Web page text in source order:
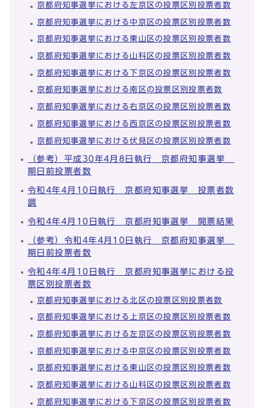
京都府知事選挙における左京区の投票区別投票者数
京都府知事選挙における中京区の投票区別投票者数
京都府知事選挙における東山区の投票区別投票者数
京都府知事選挙における山科区の投票区別投票者数
京都府知事選挙における下京区の投票区別投票者数
京都府知事選挙における南区の投票区別投票者数
京都府知事選挙における右京区の投票区別投票者数
京都府知事選挙における西京区の投票区別投票者数
京都府知事選挙における伏見区の投票区別投票者数
（参考）平成30年4月8日執行 京都府知事選挙
期日前投票者数
令和4年4月10日執行 京都府知事選挙 投票者数
調
令和4年4月10日執行 京都府知事選挙 開票結果
（参考）令和4年4月10日執行 京都府知事選挙
期日前投票者数
令和4年4月10日執行 京都府知事選挙における投
票区別投票者数
京都府知事選挙における北区の投票区別投票者数
京都府知事選挙における上京区の投票区別投票者数
京都府知事選挙における左京区の投票区別投票者数
京都府知事選挙における中京区の投票区別投票者数
京都府知事選挙における東山区の投票区別投票者数
京都府知事選挙における山科区の投票区別投票者数
京都府知事選挙における下京区の投票区別投票者数